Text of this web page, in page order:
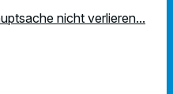
nicht verlieren...